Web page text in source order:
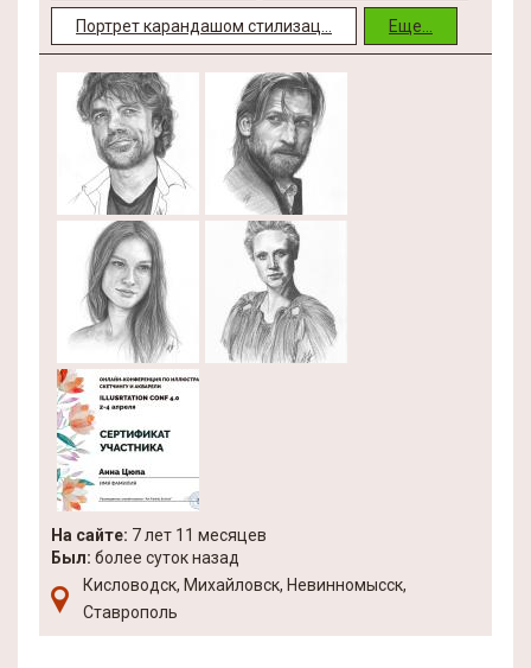
Портрет карандашом стилизац... Еще...
На сайте: 7 лет 11 месяцев
Был: более суток назад
Кисловодск, Михайловск, Невинномысск,
Ставрополь